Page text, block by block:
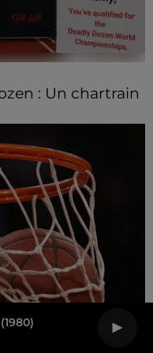
: Un chartrain